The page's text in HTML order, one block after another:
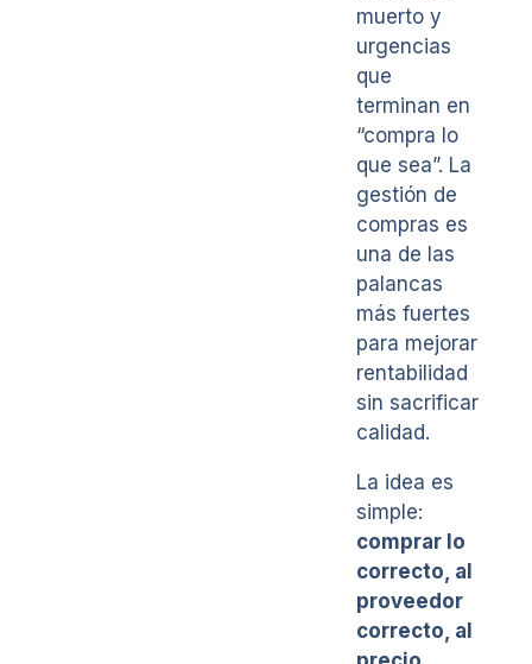
muerto y
urgencias
que
terminan en
“compra lo
que sea”. La
gestión de
compras es
una de las
palancas
más fuertes
para mejorar
rentabilidad
sin sacrificar
calidad.
La idea es
simple:
comprar lo
correcto, al
proveedor
correcto, al